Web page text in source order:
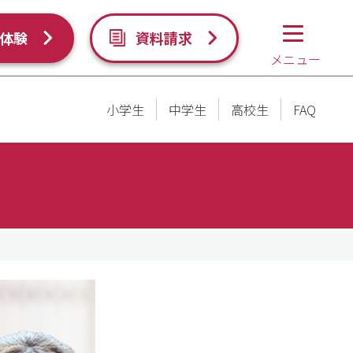
験 資料請求
メニュー
小学生 中学生 高校生 FAQ